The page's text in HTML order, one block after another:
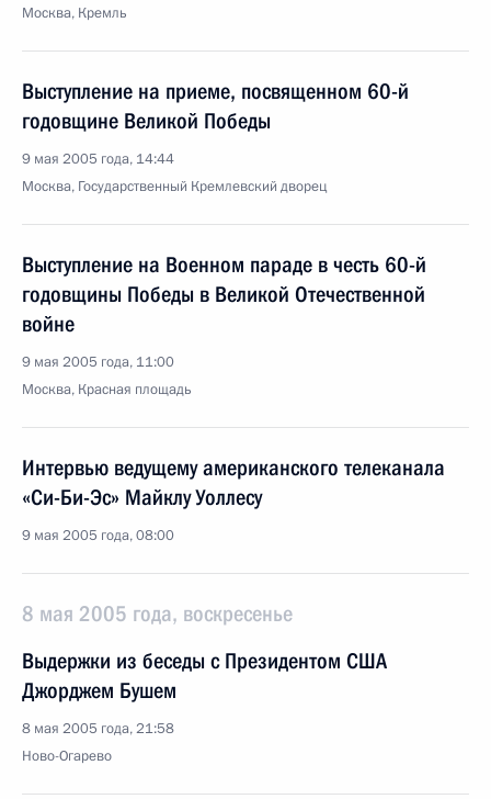
Москва, Кремль
Выступление на приеме, посвященном 60-й
годовщине Великой Победы
9 мая 2005 года, 14:44
Москва, Государственный Кремлевский дворец
Выступление на Военном параде в честь 60-й
годовщины Победы в Великой Отечественной
войне
9 мая 2005 года, 11:00
Москва, Красная площадь
Интервью ведущему американского телеканала
«Си-Би-Эс» Майклу Уоллесу
9 мая 2005 года, 08:00
8 мая 2005 года, воскресенье
Выдержки из беседы с Президентом США
Джорджем Бушем
8 мая 2005 года, 21:58
Ново-Огарево